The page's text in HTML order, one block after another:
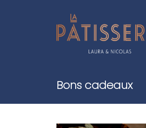
Bons cadeaux